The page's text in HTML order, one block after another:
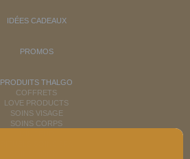
IDÉES CADEAUX
PROMOS
PRODUITS THALGO
COFFRETS
LOVE PRODUCTS
SOINS VISAGE
SOINS CORPS